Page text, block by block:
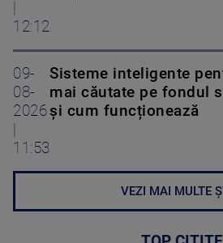
12:12
09-
08-
2026
11:53
Sisteme inteligente
mai căutate pe fondul
și cum funcționează
VEZI MAI MULTE